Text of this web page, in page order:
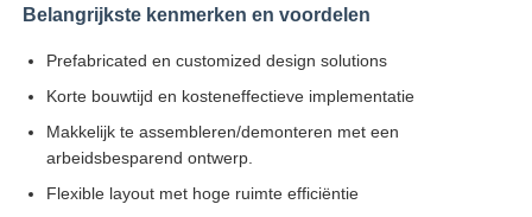
Belangrijkste kenmerken en voordelen
Prefabricated en customized design solutions
Korte bouwtijd en kosteneffectieve implementatie
Makkelijk te assembleren/demonteren met een
arbeidsbesparend ontwerp.
Flexible layout met hoge ruimte efficiëntie